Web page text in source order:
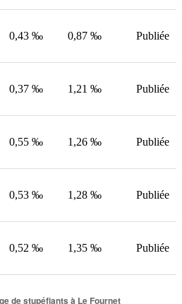
0,43 ‰ 0,87 ‰ Publiée
0,37 ‰ 1,21 ‰ Publiée
0,55 ‰ 1,26 ‰ Publiée
0,53 ‰ 1,28 ‰ Publiée
0,52 ‰ 1,35 ‰ Publiée